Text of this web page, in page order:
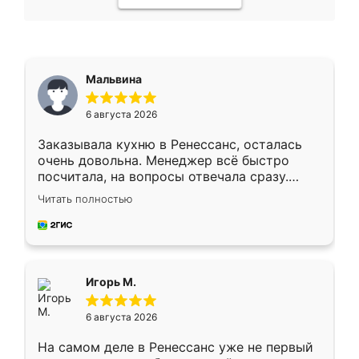
Мальвина
6 августа 2026
Заказывала кухню в Ренессанс, осталась
очень довольна. Менеджер всё быстро
посчитала, на вопросы отвечала сразу.
Замерщик приехал в субботу, подошёл к
делу со всей ответственностью. Собрали
за день, ребята работали аккуратно, даже
Читать полностью
Игорь М.
6 августа 2026
На самом деле в Ренессанс уже не первый